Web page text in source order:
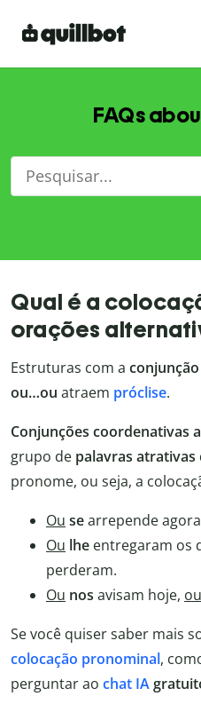
FAQs
Qual é a
orações
Estruturas com a
ou…ou atraem próclise.
Conjunções coordenativas
grupo de palavras atrativas
pronome, ou seja, a
Ou searrepende
Ou lhe entregaram os
perderam.
Ou nos avisam hoje, ou
Se você quiser saber mais
colocação pronominal,
perguntar ao chat IA